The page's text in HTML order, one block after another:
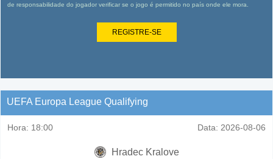
de responsabilidade do jogador verificar se o jogo é permitido no país onde ele mora.
REGISTRE-SE
UEFA Europa League Qualifying
Hora: 18:00 Data: 2026-08-06
Hradec Kralove